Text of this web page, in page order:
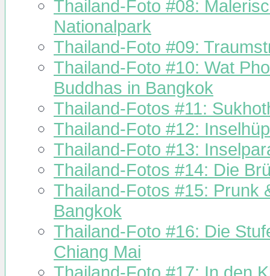
Thailand-Foto #08:
Nationalpark
Thailand-Foto #09:
Thailand-Foto #10: Wat
Buddhas in Bangkok
Thailand-Fotos #11:
Thailand-Foto #12:
Thailand-Foto #13:
Thailand-Fotos #14: Die
Thailand-Fotos #15: Prunk
Bangkok
Thailand-Foto #16: Die
Chiang Mai